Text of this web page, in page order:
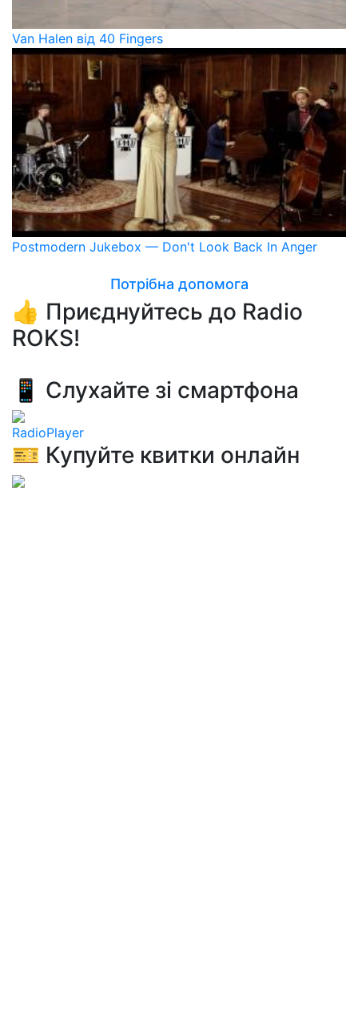
Van Halen від 40 Fingers
Postmodern Jukebox — Don't Look Back In Anger
Потрібна допомога
👍 Приєднуйтесь до Radio
ROKS!
📱 Слухайте зі смартфона
RadioPlayer
🎫 Купуйте квитки онлайн